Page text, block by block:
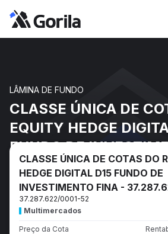
LÂMINA DE FUNDO
CLASSE ÚNICA DE
EQUITY HEDGE
FUNDO DE
37.287.622/0001-52
CLASSE ÚNICA DE COTAS DO
HEDGE DIGITAL D15 FUNDO DE
INVESTIMENTO FINA -
37.287.622/0001-52
Multimercados
Preço da Cota